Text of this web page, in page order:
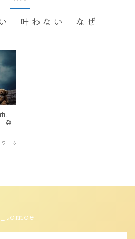
い 叶わない なぜ
。
発
ーク